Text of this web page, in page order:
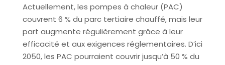
Actuellement, les pompes à chaleur (PAC)
couvrent 6 % du parc tertiaire chauffé, mais leur
part augmente régulièrement grâce à leur
efficacité et aux exigences réglementaires. D’ici
2050, les PAC pourraient couvrir jusqu’à 50 % du